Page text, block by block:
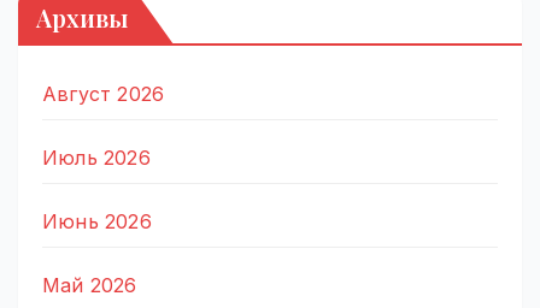
Архивы
Август 2026
Июль 2026
Июнь 2026
Май 2026